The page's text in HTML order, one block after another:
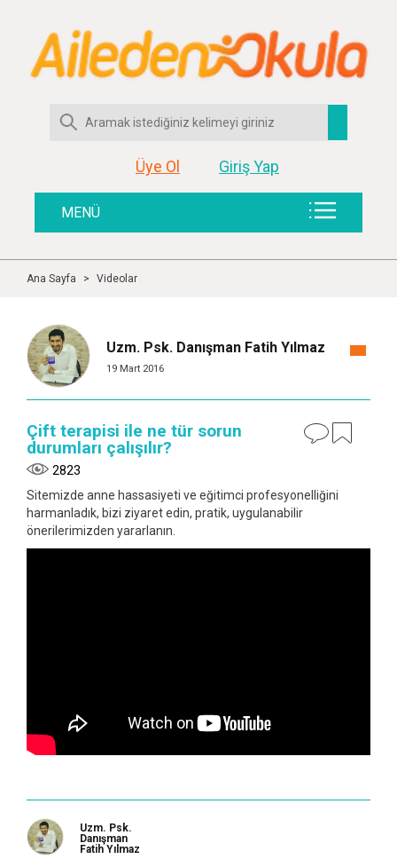
Üye Ol Giriş Yap
MENÜ
Ana Sayfa > Videolar
Uzm. Psk. Danışman Fatih Yılmaz
19 Mart 2016
Çift terapisi ile ne tür sorun
durumları çalışılır?
2823
Sitemizde anne hassasiyeti ve eğitimci profesyonelliğini
harmanladık, bizi ziyaret edin, pratik, uygulanabilir
önerilerimizden yararlanın.
Uzm. Psk.
Danışman
Fatih Yılmaz